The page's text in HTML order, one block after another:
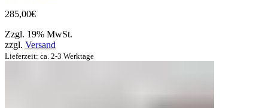
285,00€
Zzgl. 19% MwSt.
zzgl. Versand
Lieferzeit: ca. 2-3 Werktage